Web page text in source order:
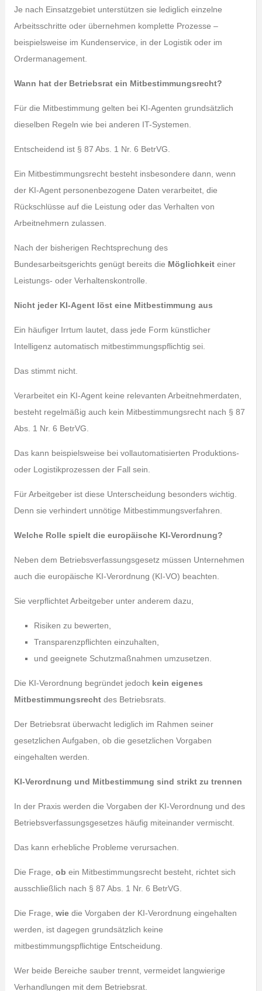
Je nach Einsatzgebiet unterstützen sie lediglich einzelne
Arbeitsschritte oder übernehmen komplette Prozesse –
beispielsweise im Kundenservice, in der Logistik oder im
Ordermanagement.
Wann hat der Betriebsrat ein Mitbestimmungsrecht?
Für die Mitbestimmung gelten bei KI-Agenten grundsätzlich
dieselben Regeln wie bei anderen IT-Systemen.
Entscheidend ist § 87 Abs. 1 Nr. 6 BetrVG.
Ein Mitbestimmungsrecht besteht insbesondere dann, wenn
der KI-Agent personenbezogene Daten verarbeitet, die
Rückschlüsse auf die Leistung oder das Verhalten von
Arbeitnehmern zulassen.
Nach der bisherigen Rechtsprechung des
Bundesarbeitsgerichts genügt bereits die Möglichkeiteiner
Leistungs- oder Verhaltenskontrolle.
Nicht jeder KI-Agent löst eine Mitbestimmung aus
Ein häufiger Irrtum lautet, dass jede Form künstlicher
Intelligenz automatisch mitbestimmungspflichtig sei.
Das stimmt nicht.
Verarbeitet ein KI-Agent keine relevanten Arbeitnehmerdaten,
besteht regelmäßig auch kein Mitbestimmungsrecht nach § 87
Abs. 1 Nr. 6 BetrVG.
Das kann beispielsweise bei vollautomatisierten Produktions-
oder Logistikprozessen der Fall sein.
Für Arbeitgeber ist diese Unterscheidung besonders wichtig.
Denn sie verhindert unnötige Mitbestimmungsverfahren.
Welche Rolle spielt die europäische KI-Verordnung?
Neben dem Betriebsverfassungsgesetz müssen Unternehmen
auch die europäische KI-Verordnung (KI-VO) beachten.
Sie verpflichtet Arbeitgeber unter anderem dazu,
Risiken zu bewerten,
Transparenzpflichten einzuhalten,
und geeignete Schutzmaßnahmen umzusetzen.
Die KI-Verordnung begründet jedoch kein eigenes
Mitbestimmungsrechtdes Betriebsrats.
Der Betriebsrat überwacht lediglich im Rahmen seiner
gesetzlichen Aufgaben, ob die gesetzlichen Vorgaben
eingehalten werden.
KI-Verordnung und Mitbestimmung sind strikt zu trennen
In der Praxis werden die Vorgaben der KI-Verordnung und des
Betriebsverfassungsgesetzes häufig miteinander vermischt.
Das kann erhebliche Probleme verursachen.
Die Frage, ob ein Mitbestimmungsrecht besteht, richtet sich
ausschließlich nach § 87 Abs. 1 Nr. 6 BetrVG.
Die Frage, wiedie Vorgaben der KI-Verordnung eingehalten
werden, ist dagegen grundsätzlich keine
mitbestimmungspflichtige Entscheidung.
Wer beide Bereiche sauber trennt, vermeidet langwierige
Verhandlungen mit dem Betriebsrat.